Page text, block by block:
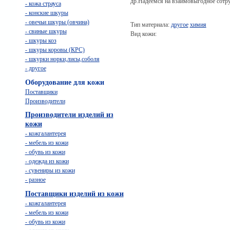
Тип материала: другое химия
Вид кожи:
- кожа страуса
- конские шкуры
- овечьи шкуры (овчина)
- свиные шкуры
- шкуры коз
- шкуры коровы (КРС)
- шкурки норки,лисы,соболя
- другое
Оборудование для кожи
Поставщики
Производители
Производители изделий из
кожи
- кожгалантерея
- мебель из кожи
- обувь из кожи
- одежда из кожи
- сувениры из кожи
- разное
Поставщики изделий из кожи
- кожгалантерея
- мебель из кожи
- обувь из кожи